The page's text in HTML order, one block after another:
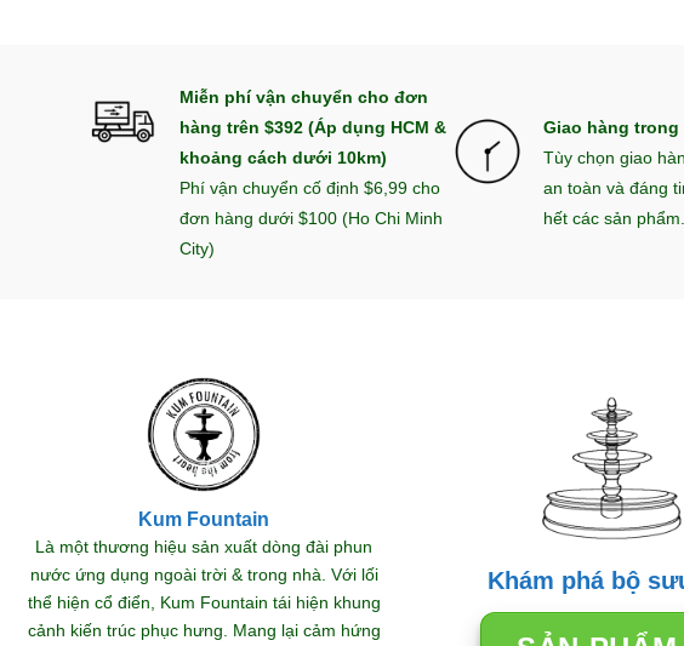
Miễn phí vận chuyển cho đơn
hàng trên $392 (Áp dụng HCM &
khoảng cách dưới 10km)
Phí vận chuyển cố định $6,99 cho
đơn hàng dưới $100 (Ho Chi Minh
City)
Giao hàng trong
Tùy chọn giao
an toàn và đáng
hết các sản phẩm.
Kum Fountain
Là một thương hiệu sản xuất dòng đài phun
nước ứng dụng ngoài trời & trong nhà. Với lối
thể hiện cổ điển, Kum Fountain tái hiện khung
cảnh kiến trúc phục hưng. Mang lại cảm hứng
Khám phá bộ
2
TRANG TRÍ SÂN VƯỜN
Đài phun nước phong thủy
thu hút lộc
29/12/2025
TRANG TRÍ
bụi làm mát:
hoàn hảo cho